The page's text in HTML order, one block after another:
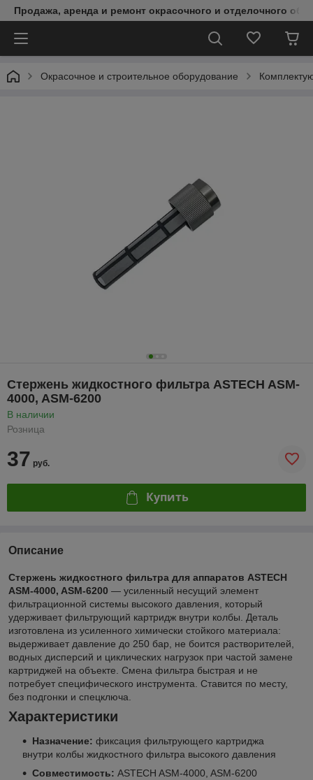
Продажа, аренда и ремонт окрасочного и отделочного
Окрасочное и строительное оборудование
Стержень жидкостного фильтра ASTECH ASM-
4000, ASM-6200
В наличии
Розница
37 руб.
Купить
Описание
Стержень жидкостного фильтра для аппаратов ASTECH
ASM-4000, ASM-6200 — усиленный несущий элемент
фильтрационной системы высокого давления, который
удерживает фильтрующий картридж внутри колбы. Деталь
изготовлена из усиленного химически стойкого материала:
выдерживает давление до 250 бар, не боится растворителей,
водных дисперсий и циклических нагрузок при частой замене
картриджей на объекте. Смена фильтра быстрая и не
потребует специфического инструмента. Ставится по месту,
без подгонки и спецключа.
Характеристики
Назначение: фиксация фильтрующего картриджа
внутри колбы жидкостного фильтра высокого давления
Совместимость: ASTECH ASM-4000, ASM-6200